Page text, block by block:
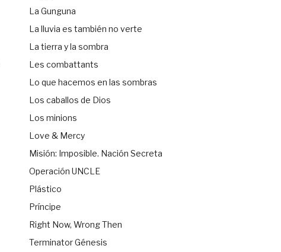
La Gunguna
La lluvia es también no verte
La tierra y la sombra
Les combattants
Lo que hacemos en las sombras
Los caballos de Dios
Los minions
Love & Mercy
Misión: Imposible. Nación Secreta
Operación UNCLE
Plástico
Príncipe
Right Now, Wrong Then
Terminator Génesis